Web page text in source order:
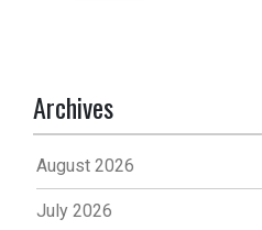
Archives
August 2026
July 2026